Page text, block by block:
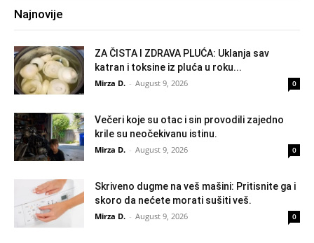
Najnovije
ZA ČISTA I ZDRAVA PLUĆA: Uklanja sav
katran i toksine iz pluća u roku...
Mirza D. - August 9, 2026 0
Večeri koje su otac i sin provodili zajedno
krile su neočekivanu istinu.
Mirza D. - August 9, 2026 0
Skriveno dugme na veš mašini: Pritisnite ga i
skoro da nećete morati sušiti veš.
Mirza D. - August 9, 2026 0